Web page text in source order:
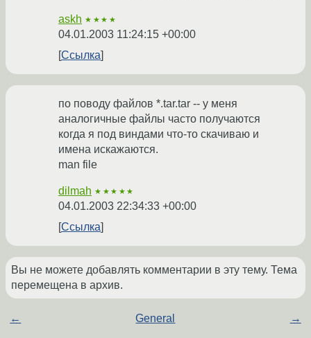
askh ★★★★
04.01.2003 11:24:15 +00:00
Ссылка
по поводу файлов *.tar.tar -- у меня
аналогичные файлы часто получаются
когда я под виндами что-то скачиваю и
имена искажаются.
man file
dilmah ★★★★★
04.01.2003 22:34:33 +00:00
Ссылка
Вы не можете добавлять комментарии в эту тему. Тема
перемещена в архив.
← General →